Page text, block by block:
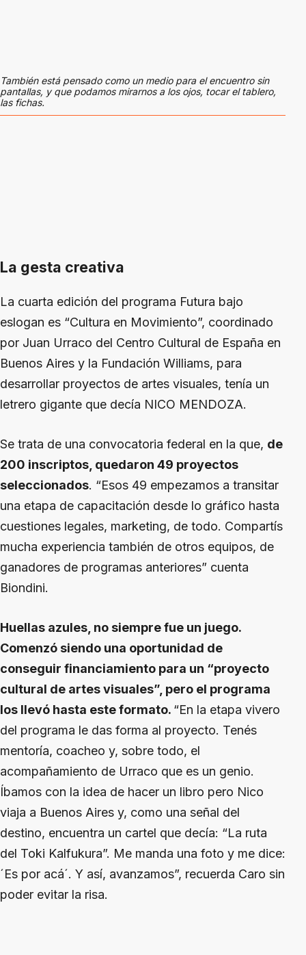
También está pensado como un medio para el encuentro sin
pantallas, y que podamos mirarnos a los ojos, tocar el tablero,
las fichas.
La gesta creativa
La cuarta edición del programa Futura bajo
eslogan es “Cultura en Movimiento”, coordinado
por Juan Urraco del Centro Cultural de España en
Buenos Aires y la Fundación Williams, para
desarrollar proyectos de artes visuales, tenía un
letrero gigante que decía NICO MENDOZA.
Se trata de una convocatoria federal en la que, de
200 inscriptos, quedaron 49 proyectos
seleccionados. “Esos 49 empezamos a transitar
una etapa de capacitación desde lo gráfico hasta
cuestiones legales, marketing, de todo. Compartís
mucha experiencia también de otros equipos, de
ganadores de programas anteriores” cuenta
Biondini.
Huellas azules, no siempre fue un juego.
Comenzó siendo una oportunidad de
conseguir financiamiento para un “proyecto
cultural de artes visuales”, pero el programa
los llevó hasta este formato. “En la etapa vivero
del programa le das forma al proyecto. Tenés
mentoría, coacheo y, sobre todo, el
acompañamiento de Urraco que es un genio.
Íbamos con la idea de hacer un libro pero Nico
viaja a Buenos Aires y, como una señal del
destino, encuentra un cartel que decía: “La ruta
del Toki Kalfukura”. Me manda una foto y me dice:
´Es por acá´. Y así, avanzamos”, recuerda Caro sin
poder evitar la risa.